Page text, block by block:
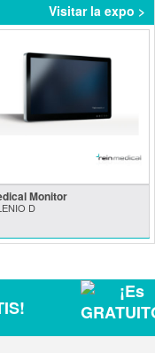
Visitar la expo >
Monitor
D